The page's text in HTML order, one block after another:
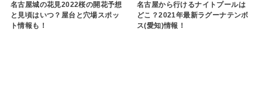
名古屋城の花見2022桜の開花予想
と見頃はいつ？屋台と穴場スポッ
ト情報も！
名古屋から行けるナイトプールは
どこ？2021年最新ラグーナテンボ
ス(愛知)情報！